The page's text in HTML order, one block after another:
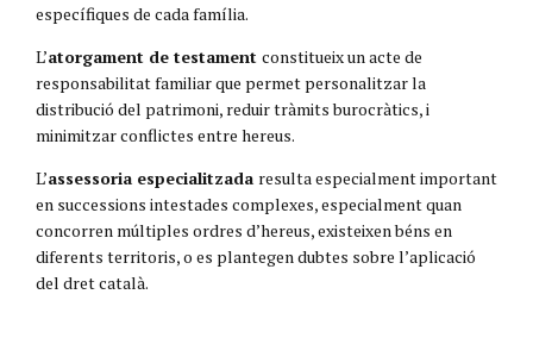
específiques de cada família.
L’atorgament de testament constitueix un acte de
responsabilitat familiar que permet personalitzar la
distribució del patrimoni, reduir tràmits burocràtics, i
minimitzar conflictes entre hereus.
L’assessoria especialitzada resulta especialment important
en successions intestades complexes, especialment quan
concorren múltiples ordres d’hereus, existeixen béns en
diferents territoris, o es plantegen dubtes sobre l’aplicació
del dret català.